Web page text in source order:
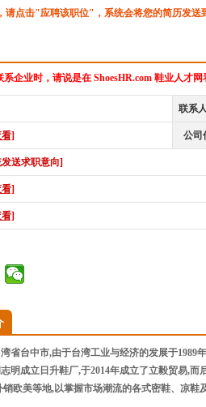
请点击"应聘该职位"，系统会将您的简历发送
企业时，请说是在 ShoesHR.com 鞋业人才网
联系
] 公司
送求职意向]
]
]
台中市,由于台湾工业与经济的发展于1989
明成立日升鞋厂,于2014年成立了立毅贸易,
欧美等地,以掌握市场潮流的各式密鞋、凉